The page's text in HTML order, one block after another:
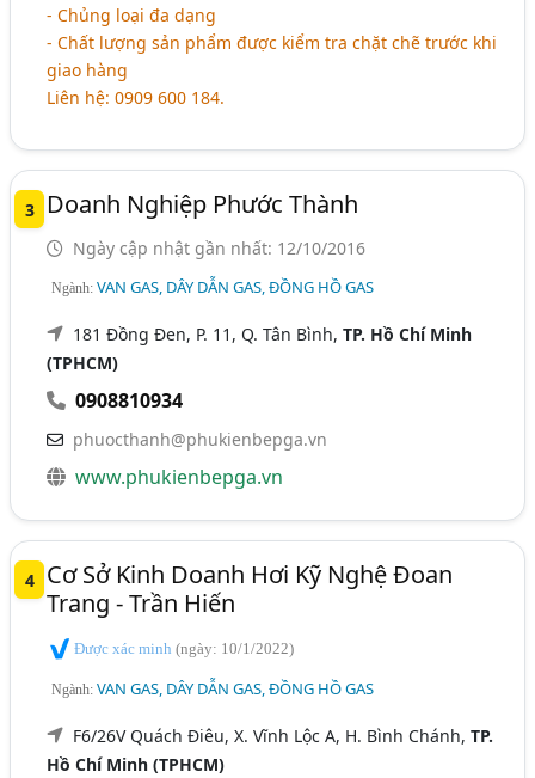
- Chủng loại đa dạng
- Chất lượng sản phẩm được kiểm tra chặt chẽ trước khi
giao hàng
Liên hệ: 0909 600 184.
3 Doanh Nghiệp Phước Thành
Ngày cập nhật gần nhất: 12/10/2016
Ngành:VAN GAS, DÂY DẪN GAS, ĐỒNG HỒ GAS
181 Đồng Đen, P. 11, Q. Tân Bình,TP. Hồ Chí Minh
(TPHCM)
0908810934
phuocthanh@phukienbepga.vn
www.phukienbepga.vn
4
Cơ Sở Kinh Doanh Hơi Kỹ Nghệ Đoan
Trang - Trần Hiến
Được xác minh(ngày: 10/1/2022)
Ngành:VAN GAS, DÂY DẪN GAS, ĐỒNG HỒ GAS
F6/26V Quách Điêu, X. Vĩnh Lộc A, H. Bình Chánh,TP.
Hồ Chí Minh (TPHCM)